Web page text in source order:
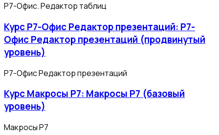
Р7-Офис. Редактор таблиц
Курс Р7-Офис Редактор презентаций: Р7-
Офис Редактор презентаций (продвинутый
уровень)
Р7-Офис Редактор презентаций
Курс Макросы Р7: Макросы Р7 (базовый
уровень)
Макросы Р7